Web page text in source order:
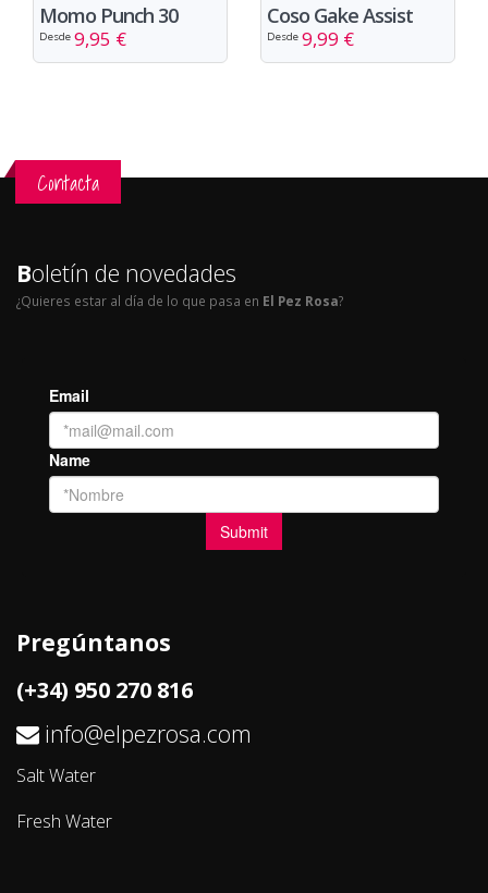
Momo Punch 30
Desde 9,95 €
Coso Gake Assist
Desde 9,99 €
Contacta
Boletín de novedades
¿Quieres estar al día de lo que pasa en El Pez Rosa?
Pregúntanos
(+34) 950 270 816
info@elpezrosa.com
Salt Water
Fresh Water